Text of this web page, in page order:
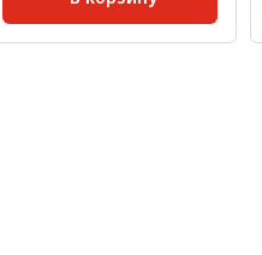
Масса, кг/шт:
0,026